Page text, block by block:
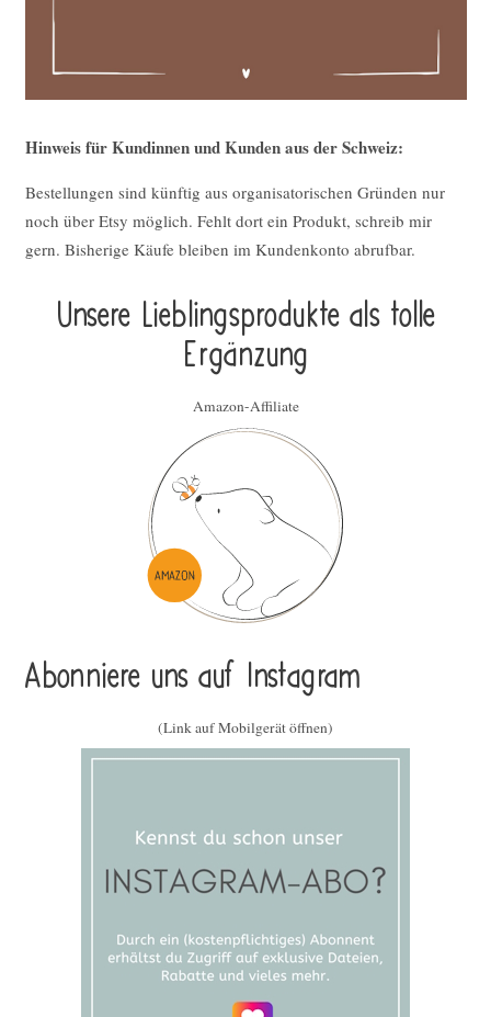
Hinweis für Kundinnen und Kunden aus der Schweiz:
Bestellungen sind künftig aus organisatorischen Gründen nur
noch über Etsy möglich. Fehlt dort ein Produkt, schreib mir
gern. Bisherige Käufe bleiben im Kundenkonto abrufbar.
Unsere Lieblings­pro­duk­te als tolle
Ergän­zung
Amazon-Affiliate
Abonniere uns auf Instagram
(Link auf Mobilgerät öffnen)